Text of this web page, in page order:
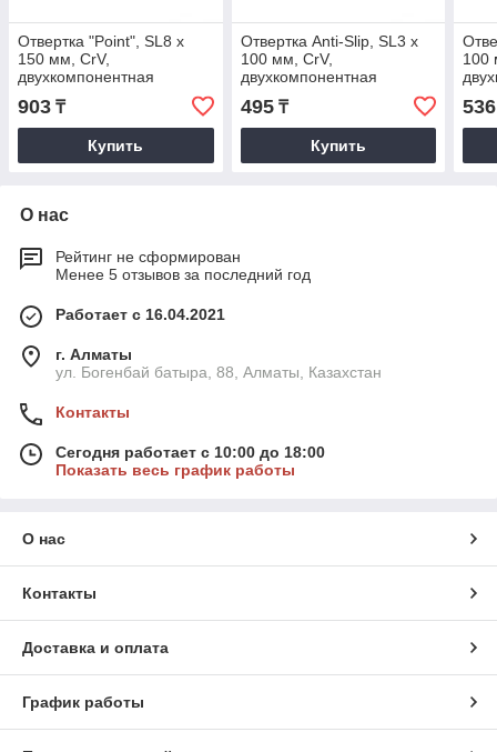
Отвертка "Point", SL8 х
150 мм, CrV,
двухкомпонентная
рукоятка. SPARTA
903 ₸
Купить
Отвертка Anti-Slip, SL3 х
100 мм, CrV,
двухкомпонентная
рукоятка. MATRIX
495₸
Купить
100
536
О нас
Рейтинг не сформирован
Менее 5 отзывов за последний год
Работает с 16.04.2021
г. Алматы
ул. Богенбай батыра, 88, Алматы, Казахстан
Контакты
Сегодня работает с 10:00 до 18:00
Показать весь график работы
О нас
Контакты
Доставка и оплата
График работы